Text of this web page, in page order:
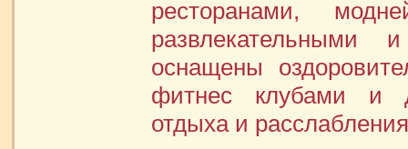
ресторанами,
развлекательными
оснащены
фитнес клубами и
отдыха и